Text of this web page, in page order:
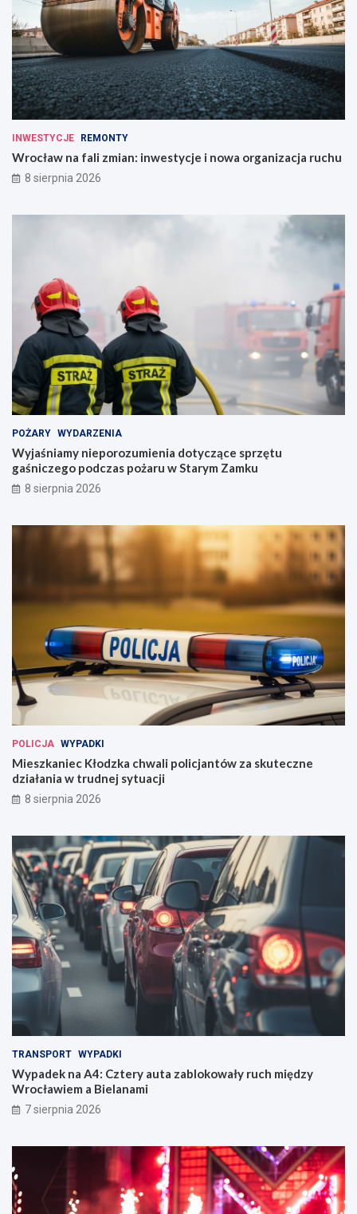
INWESTYCJE REMONTY
Wrocław na fali zmian: inwestycje i nowa organizacja ruchu
8 sierpnia 2026
POŻARY WYDARZENIA
Wyjaśniamy nieporozumienia dotyczące sprzętu
gaśniczego podczas pożaru w Starym Zamku
8 sierpnia 2026
POLICJA WYPADKI
Mieszkaniec Kłodzka chwali policjantów za skuteczne
działania w trudnej sytuacji
8 sierpnia 2026
TRANSPORT WYPADKI
Wypadek na A4: Cztery auta zablokowały ruch między
Wrocławiem a Bielanami
7 sierpnia 2026